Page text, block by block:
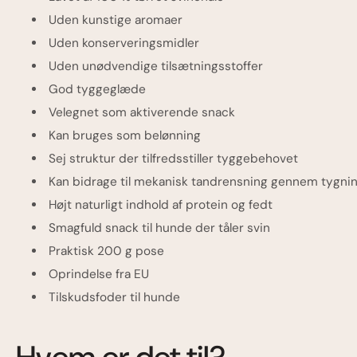
Uden kunstige aromaer
Uden konserveringsmidler
Uden unødvendige tilsætningsstoffer
God tyggeglæde
Velegnet som aktiverende snack
Kan bruges som belønning
Sej struktur der tilfredsstiller tyggebehovet
Kan bidrage til mekanisk tandrensning gennem
Højt naturligt indhold af protein og fedt
Smagfuld snack til hunde der tåler svin
Praktisk 200 g pose
Oprindelse fra EU
Tilskudsfoder til hunde